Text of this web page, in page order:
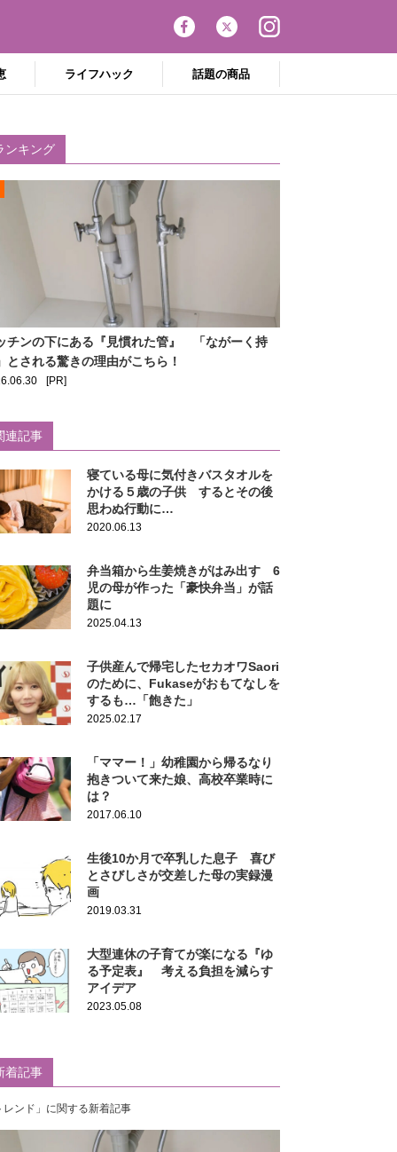
ライフハック 話題の商品
ンキング
チンの下にある『見慣れた管』 「ながーく持
とされる驚きの理由がこちら！
[PR]
連記事
寝ている母に気付きバスタオルを
かける５歳の子供 するとその後
思わぬ行動に…
2020.06.13
弁当箱から生姜焼きがはみ出す 6
児の母が作った「豪快弁当」が話
題に
2025.04.13
子供産んで帰宅したセカオワSaori
のために、Fukaseがおもてなしを
するも…「飽きた」
2025.02.17
「ママー！」幼稚園から帰るなり
抱きついて来た娘、高校卒業時に
は？
2017.06.10
生後10か月で卒乳した息子 喜び
とさびしさが交差した母の実録漫
画
2019.03.31
大型連休の子育てが楽になる『ゆ
る予定表』 考える負担を減らす
アイデア
2023.05.08
着記事
レンド」に関する新着記事